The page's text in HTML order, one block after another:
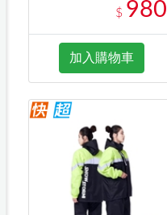
$ 980
加入購物車